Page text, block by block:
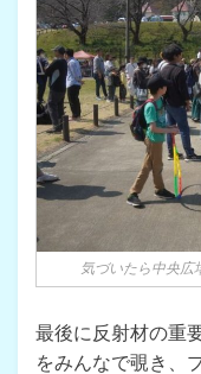
気づいたら中央広
最後に反射材の重
をみんなで覗き、